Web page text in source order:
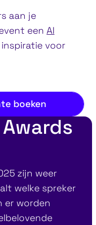
aan je
een AI
voor
boeken
zijn weer
welke spreker
er worden